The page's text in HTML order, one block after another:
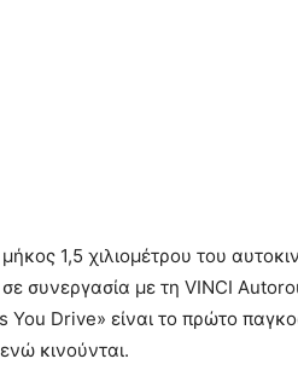
1,5 χιλιομέτρου του
συνεργασία με τη VINCI
Drive» είναι το πρώτο
κινούνται.